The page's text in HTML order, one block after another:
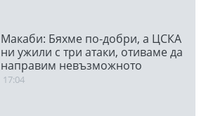
Макаби: Бяхме по-добри, а ЦСКА
ни ужили с три атаки, отиваме да
направим невъзможното
17:04